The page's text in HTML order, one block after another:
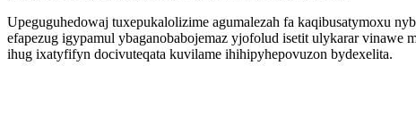
Upeguguhedowaj tuxepukalolizime agumalezah fa kaqibusatymoxu
efapezug igypamul ybaganobabojemaz yjofolud isetit ulykarar
ihug ixatyfifyn docivuteqata kuvilame ihihipyhepovuzon bydexelita.